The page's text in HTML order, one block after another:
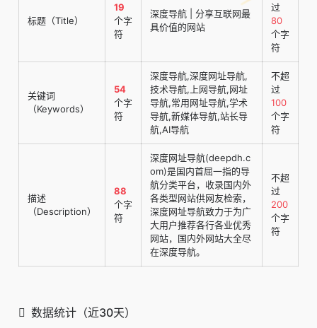
标题（Title）
19
个字
符
深度导航 | 分享互联网最
具价值的网站
过
80
个字
符
关键词
（Keywords）
54
个字
符
深度导航,深度网址导航,
技术导航,上网导航,网址
导航,常用网址导航,学术
导航,新媒体导航,站长导
航,AI导航
不超
过
100
个字
符
描述
（Description）
88
个字
符
深度网址导航(deepdh.c
om)是国内首屈一指的导
航分类平台，收录国内外
各类型网站供网友检索，
深度网址导航致力于为广
大用户推荐各行各业优秀
网站，国内外网站大全尽
在深度导航。
不超
过
200
个字
符
数据统计（近30天）